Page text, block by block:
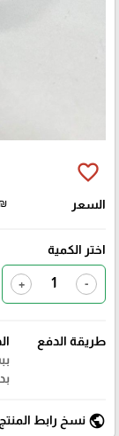
favorite_border
السعر ₪
اختر الكمية
-
+
طريقة الدفع
public نسخ رابط المنتج